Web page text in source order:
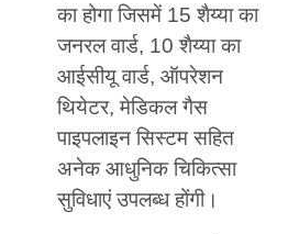
का होगा जिसमें 15 शैय्या का
जनरल वार्ड, 10 शैय्या का
आईसीयू वार्ड, ऑपरेशन
थियेटर, मेडिकल गैस
पाइपलाइन सिस्टम सहित
अनेक आधुनिक चिकित्सा
सुविधाएं उपलब्ध होंगी।